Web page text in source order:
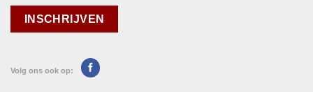
Volg ons ook op: